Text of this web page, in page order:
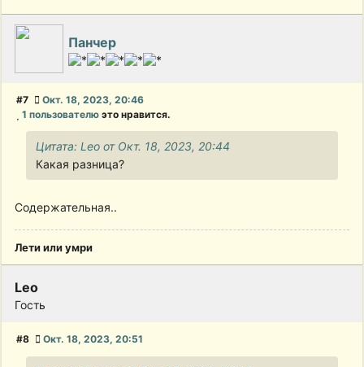
Панчер
#7
Окт. 18, 2023, 20:46
1 пользователю это нравится.
Цитата: Leo от Окт. 18, 2023, 20:44
Какая разница?
Содержательная..
Лети или умри
Leo
Гость
#8 Окт. 18, 2023, 20:51